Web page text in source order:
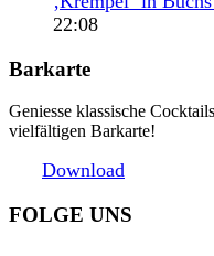
22:08
Barkarte
Geniesse klassische
vielfältigen Barkarte!
Download
FOLGE UNS